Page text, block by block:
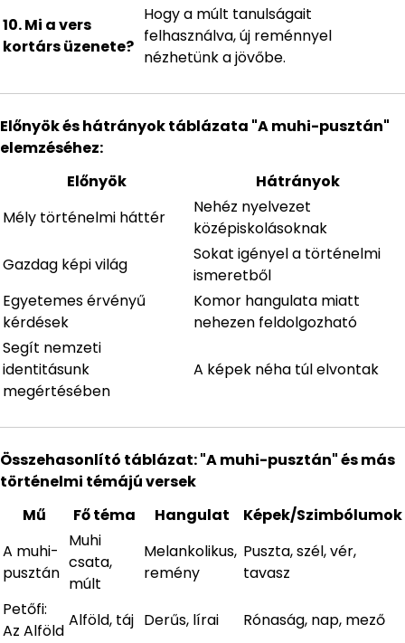
10. Mi a vers
kortárs üzenete?
Hogy a múlt tanulságait
felhasználva, új reménnyel
nézhetünk a jövőbe.
Előnyök és hátrányok táblázata "A muhi-pusztán"
elemzéséhez:
Előnyök
Hátrányok
Mély történelmi háttér
Nehéz nyelvezet
középiskolásoknak
Gazdag képi világ
Sokat igényel a történelmi
ismeretből
Egyetemes érvényű
kérdések
Komor hangulata miatt
nehezen feldolgozható
Segít nemzeti
identitásunk
megértésében
A képek néha túl elvontak
Összehasonlító táblázat: "A muhi-pusztán" és más
történelmi témájú versek
Mű
Fő téma Hangulat
Képek/Szimbólumok
A muhi-
pusztán
Muhi
csata,
múlt
Melankolikus,
remény
Puszta, szél, vér,
tavasz
Petőfi:
Az Alföld
Alföld, táj Derűs, lírai
Rónaság, nap, mező